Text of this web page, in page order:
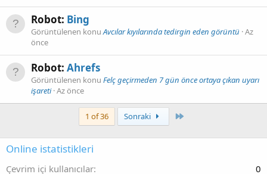
Robot: Bing
Görüntülenen konuAvcılar kıyılarında tedirgin eden görüntü Az
önce
Robot: Ahrefs
Görüntülenen konu Felç geçirmeden 7 gün önce ortaya çıkan uyarı
işareti Az önce
1 of 36 Sonraki
Online istatistikleri
Çevrim içi kullanıcılar 0